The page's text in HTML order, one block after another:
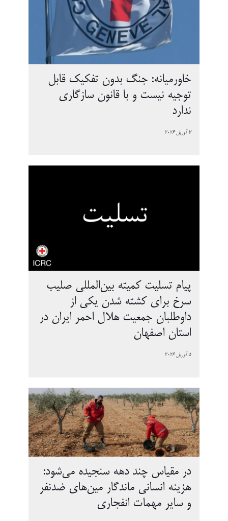
خاورمیانه: جنگ‌ بدون تفکیک قابل
توجیه نیست و با قانون سازگاری
ندارد
7 آوریل 2026
پیام تسلیت کمیته بین‌المللی صلیب
سرخ برای کشته شدن یکی از
داوطلبان جمعیت هلال احمر ایران در
استان اصفهان
5 آوریل 2026
در مقیاس چند دهه سنجیده می‌شود:
هزینه انسانی ماندگار مین‌های ضدنفر
و سایر مهمات انفجاری